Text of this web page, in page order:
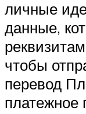
личные
данные,
чтобы
перевод
платежное